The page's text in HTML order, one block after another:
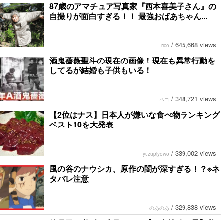
87歳のアマチュア写真家『西本喜美子さん』の
自撮りが面白すぎる！！ 最強おばあちゃん...
rico / 645,668 views
酒鬼薔薇聖斗の現在の画像！現在も異常行動を
してるが結婚も子供もいる！
ペコ / 348,721 views
【2位はナス】日本人が嫌いな食べ物ランキング
ベスト10を大発表
yuzupiyowo / 339,002 views
風の谷のナウシカ、原作の闇が深すぎる！？※ネ
タバレ注意
のあのあ / 329,838 views